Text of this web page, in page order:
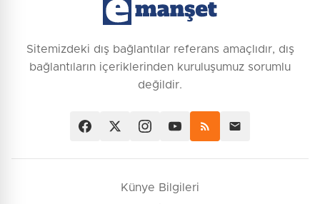
Sitemizdeki dış bağlantılar referans amaçlıdır, dış
bağlantıların içeriklerinden kuruluşumuz sorumlu
değildir.
Künye Bilgileri